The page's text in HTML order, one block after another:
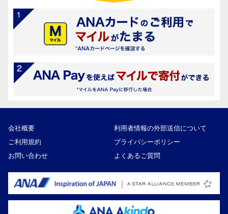
会社概要
利用者情報の外部送信について
ご利用規約
プライバシーポリシー
お問い合わせ
よくあるご質問